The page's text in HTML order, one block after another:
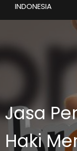
INDONESIA
Jasa
Haki